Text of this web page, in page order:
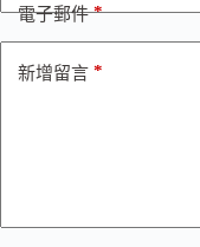
電子郵件*
新增留言 *